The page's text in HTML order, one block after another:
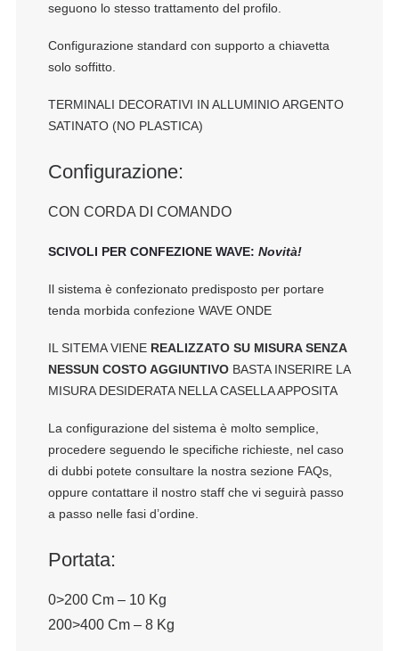
seguono lo stesso trattamento del profilo.
Configurazione standard con supporto a chiavetta
solo soffitto.
TERMINALI DECORATIVI IN ALLUMINIO ARGENTO
SATINATO (NO PLASTICA)
Configurazione:
CON CORDA DI COMANDO
SCIVOLI PER CONFEZIONE WAVE: Novità!
Il sistema è confezionato predisposto per portare
tenda morbida confezione WAVE ONDE
IL SITEMA VIENE REALIZZATO SU MISURA SENZA
NESSUN COSTO AGGIUNTIVO BASTA INSERIRE LA
MISURA DESIDERATA NELLA CASELLA APPOSITA
La configurazione del sistema è molto semplice,
procedere seguendo le specifiche richieste, nel caso
di dubbi potete consultare la nostra sezione FAQs
oppure contattare il nostro staff che vi seguirà passo
a passo nelle fasi d’ordine.
Portata:
0>200 Cm – 10 Kg
200>400 Cm – 8 Kg